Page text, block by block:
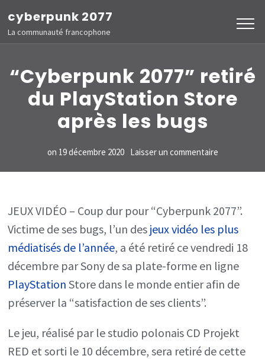
au
contenu
Entrée)
cyberpunk 2077
La communauté francophone
“Cyberpunk 2077” retiré
du PlayStation Store
après les bugs
on 19 décembre 2020 Laisser un commentairesur
“Cyberpunk
retiré
du
PlayStation
Store
après
JEUX VIDÉO – Coup dur pour “Cyberpunk 2077”.
Victime de ses bugs, l’un des jeux vidéo les plus
médiatisés de l’année, a été retiré ce vendredi 18
décembre par Sony de sa plate-forme en ligne
PlayStation Store dans le monde entier afin de
préserver la “satisfaction de ses clients”.
Le jeu, réalisé par le studio polonais CD Projekt
RED et sorti le 10 décembre, sera retiré de cette